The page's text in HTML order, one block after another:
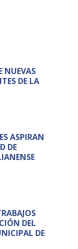
NUEVAS
DE LA
ASPIRAN
DE
DEL
DE